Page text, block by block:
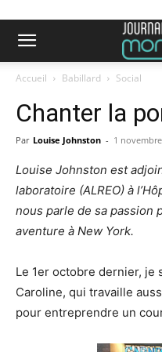
Accueil Babillard Social
Chanter la
Par Louise Johnston - 1
Louise Johnston est
laboratoire (ALREO) à
nous parle de sa passion
aventure à New York.
Le 1er octobre dernier,
Caroline, qui travaille
pour entreprendre un